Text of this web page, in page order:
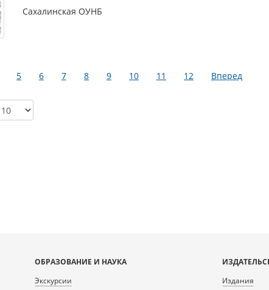
Сахалинская ОУНБ
5 6 7 8 9 10 11 12 Вперед
ОБРАЗОВАНИЕ И НАУКА
Экскурсии
Издания